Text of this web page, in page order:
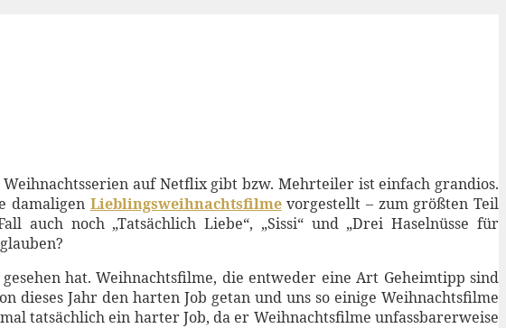
auf Netflix gibt bzw. Mehrteiler ist einfach grandios.
damaligen Lieblingsweihnachtsfilmevorgestellt – zum größten Teil
noch „Tatsächlich Liebe“, „Sissi“ und „Drei Haselnüsse für
hat. Weihnachtsfilme, die entweder eine Art Geheimtipp sind
Jahr den harten Job getan und uns so einige Weihnachtsfilme
tatsächlich ein harter Job, da er Weihnachtsfilme unfassbarerweise